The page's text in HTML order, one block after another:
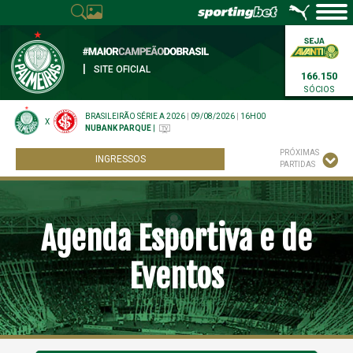
SITE OFICIAL
166.150
SÓCIOS
X
BRASILEIRÃO SÉRIE A 2026 09/08/2026
16H00
NUBANK PARQUE
INGRESSOS
PRÓXIMAS
PARTIDAS
Agenda Esportiva e de
Eventos